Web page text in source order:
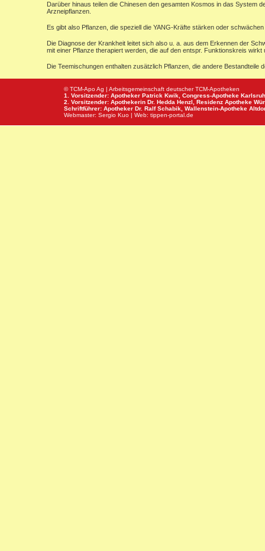
Darüber hinaus teilen die Chinesen den gesamten Kosmos in das System
Arzneipflanzen.
Es gibt also Pflanzen, die speziell die YANG-Kräfte stärken oder
Die Diagnose der Krankheit leitet sich also u. a. aus dem Erkennen der
mit einer Pflanze therapiert werden, die auf den entspr. Funktionskreis
Die Teemischungen enthalten zusätzlich Pflanzen, die andere
© TCM-Apo Ag | Arbeitsgemeinschaft deutscher TCM-Apotheken
1. Vorsitzender: Apotheker Patrick Kwik, Congress-Apotheke
2. Vorsitzender: Apothekerin Dr. Hedda Henzl, Residenz Apotheke
Schriftführer: Apotheker Dr. Ralf Schabik, Wallenstein-Apotheke
Webmaster: Sergio Kuo | Web: tippen-portal.de